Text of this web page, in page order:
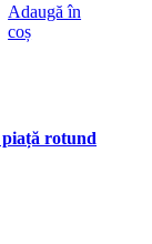
Adaugă în
coș
rotund